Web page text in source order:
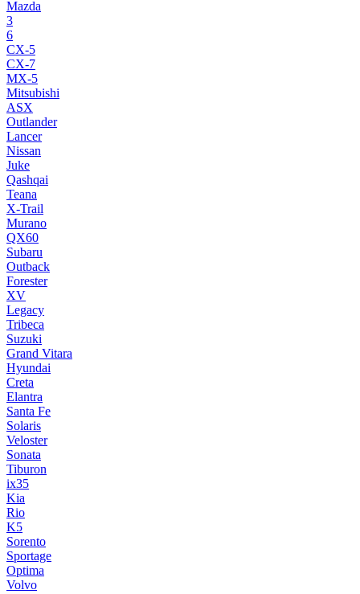
Mazda
3
6
CX-5
CX-7
MX-5
Mitsubishi
ASX
Outlander
Lancer
Nissan
Juke
Qashqai
Teana
X-Trail
Murano
QX60
Subaru
Outback
Forester
XV
Legacy
Tribeca
Suzuki
Grand Vitara
Hyundai
Creta
Elantra
Santa Fe
Solaris
Veloster
Sonata
Tiburon
ix35
Kia
Rio
K5
Sorento
Sportage
Optima
Volvo